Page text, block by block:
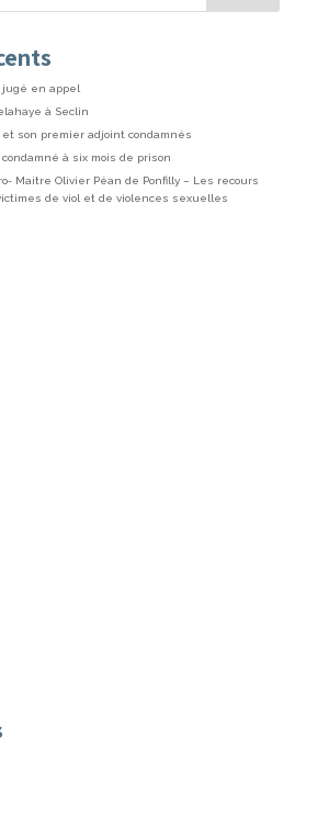
jugé en appel
à Seclin
et son premier adjoint condamnés
à six mois de prison
Maitre Olivier Péan de Ponfilly – Les recours
de viol et de violences sexuelles